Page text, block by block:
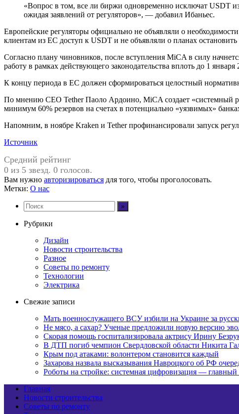
«Вопрос в том, все ли биржи одновременно исключат USDT
ожидая заявлений от регуляторов», — добавил Ибаньес.
Европейские регуляторы официально не объявляли о
клиентам из ЕС доступ к USDT и не объявляли о планах остановить
Согласно плану чиновников, после вступления MiCA в силу
работу в рамках действующего законодательства вплоть до 1 января
К концу периода в ЕС должен сформироваться целостный
По мнению CEO Tether Паоло Ардоино, MiCA создает «системный
минимум 60% резервов на счетах в потенциально «уязвимых»
Напомним, в ноябре Kraken и Tether профинансировали запуск
Источник
Средний рейтинг
0 из 5 звезд. 0 голосов.
Вам нужно авторизироваться для того, чтобы проголосовать.
Метки: О нас
Рубрики
Дизайн
Новости строительства
Разное
Советы по ремонту
Технологии
Электрика
Свежие записи
Мать военнослужащего ВСУ избили на Украине за
Не мясо, а сахар? Ученые предложили новую версию
Скорая помощь госпитализировала актрису Ирину
В ДТП погиб чемпион Свердловской области Никита
Крым под атаками: волонтером становится каждый
Захарова назвала высказывания Навроцкого об РФ
Роботы на стройке: системная цифровизация —
Главная
Новости строительства
Советы по ремонту